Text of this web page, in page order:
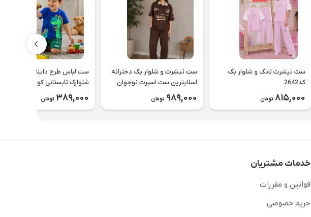
ست تیشرت لانگ و شلوار بگ
کد2642
815,000 تومان
ست تیشرت و شلوار بگ دخترانه
اسلایترین ست اسپرت نوجوان
989,000 تومان
شلوارک تابستانی کودک کد ۲۶۳۸
389,000 تومان
خدمات مشتریان
قوانین و مقررات
حریم خصوصی